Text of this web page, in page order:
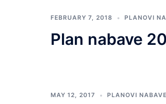
FEBRUARY 7, 2018 PLANOVI
Plan nabave
MAY 12, 2017 PLANOVI NABAVE